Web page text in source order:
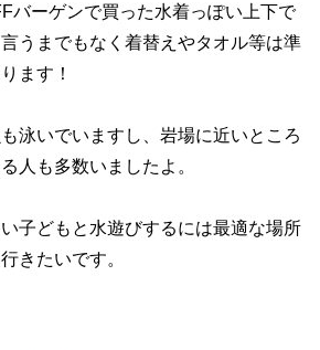
バーゲンで買った水着っぽい上下で
うまでもなく着替えやタオル等は準
ます！
泳いでいますし、岩場に近いところ
人も多数いましたよ。
子どもと水遊びするには最適な場所
きたいです。